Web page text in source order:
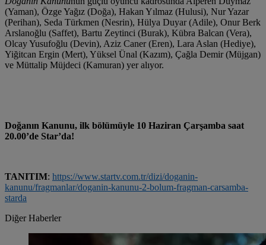
(Yaman), Özge Yağız (Doğa), Hakan Yılmaz (Hulusi), Nur Yazar
(Perihan), Seda Türkmen (Nesrin), Hülya Duyar (Adile), Onur Berk
Arslanoğlu (Saffet), Bartu Zeytinci (Burak), Kübra Balcan (Vera),
Olcay Yusufoğlu (Devin), Aziz Caner (Eren), Lara Aslan (Hediye),
Yiğitcan Ergin (Mert), Yüksel Ünal (Kazım), Çağla Demir (Müjgan)
ve Müttalip Müjdeci (Kamuran) yer alıyor.
Doğanın Kanunu, ilk bölümüyle 10 Haziran Çarşamba saat
20.00’de Star’da!
TANITIM: https://www.startv.com.tr/dizi/doganin-
kanunu/fragmanlar/doganin-kanunu-2-bolum-fragman-carsamba-
starda
Diğer Haberler